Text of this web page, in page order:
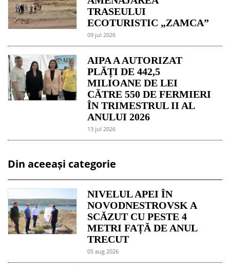
TRASEULUI
ECOTURISTIC „ZAMCA”
09 jul 2026
AIPA A AUTORIZAT
PLĂȚI DE 442,5
MILIOANE DE LEI
CĂTRE 550 DE FERMIERI
ÎN TRIMESTRUL II AL
ANULUI 2026
13 jul 2026
Din aceeași categorie
NIVELUL APEI ÎN
NOVODNESTROVSK A
SCĂZUT CU PESTE 4
METRI FAȚĂ DE ANUL
TRECUT
05 aug 2026